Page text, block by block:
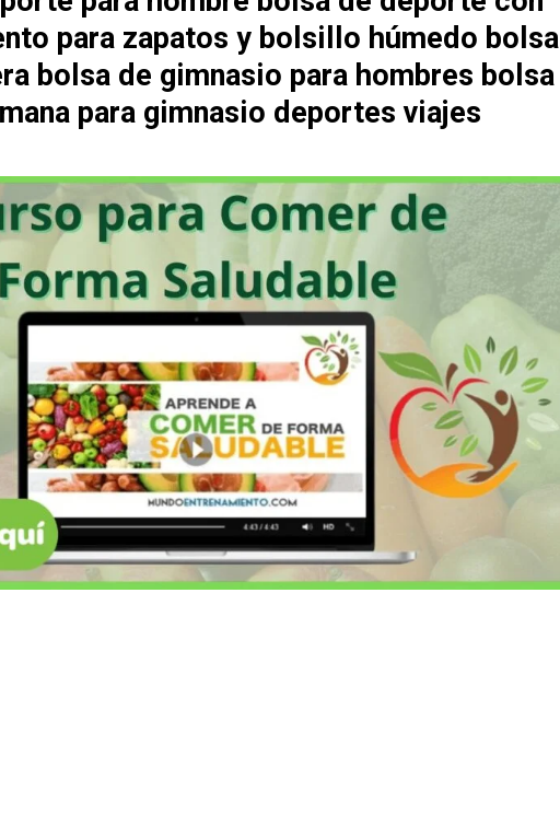
para zapatos y bolsillo húmedo bolsa
bolsa de gimnasio para hombres bolsa
para gimnasio deportes viajes